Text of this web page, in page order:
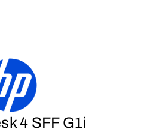
4 SFF G1i